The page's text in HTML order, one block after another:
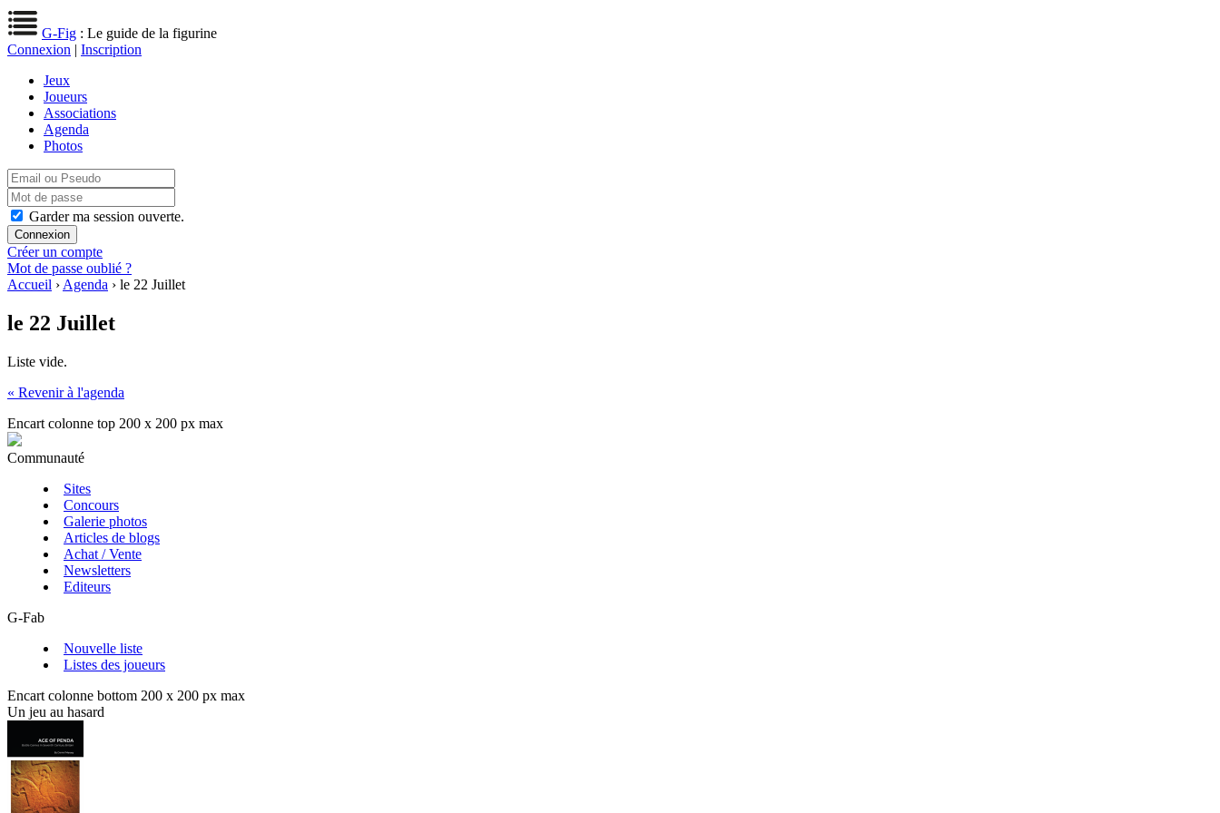
G-Fig : Le guide de la figurine
Connexion | Inscription
Jeux
Joueurs
Associations
Agenda
Photos
Garder ma session ouverte.
Créer un compte
Mot de passe oublié ?
Accueil › Agenda › le 22 Juillet
le 22 Juillet
Liste vide.
« Revenir à l'agenda
Encart colonne top 200 x 200 px max
Communauté
Sites
Concours
Galerie photos
Articles de blogs
Achat / Vente
Newsletters
Editeurs
G-Fab
Nouvelle liste
Listes des joueurs
Encart colonne bottom 200 x 200 px max
Un jeu au hasard